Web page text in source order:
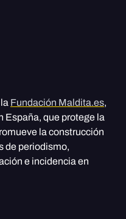
Fundación Maldita.es,
España, que protege la
la construcción
de periodismo,
e incidencia en